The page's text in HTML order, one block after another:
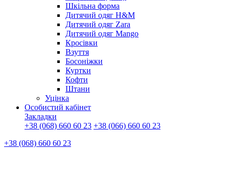
Шкільна форма
Дитячий одяг H&M
Дитячий одяг Zara
Дитячий одяг Mango
Кросівки
Взуття
Босоніжки
Куртки
Кофти
Штани
Уцінка
Особистий кабінет
Закладки
+38 (068) 660 60 23 +38 (066) 660 60 23
+38 (068) 660 60 23